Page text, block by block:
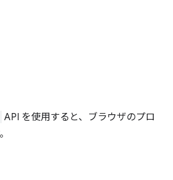
API を使用すると、ブラウザのプロ